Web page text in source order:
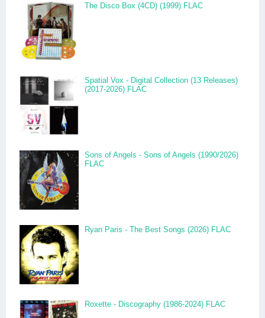
The Disco Box (4CD) (1999) FLAC
Spatial Vox - Digital Collection (13 Releases)
(2017-2026) FLAC
Sons of Angels - Sons of Angels (1990/2026)
FLAC
Ryan Paris - The Best Songs (2026) FLAC
Roxette - Discography (1986-2024) FLAC